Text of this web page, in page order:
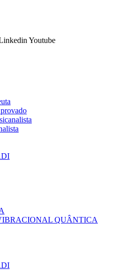
Youtube
QUÂNTICA